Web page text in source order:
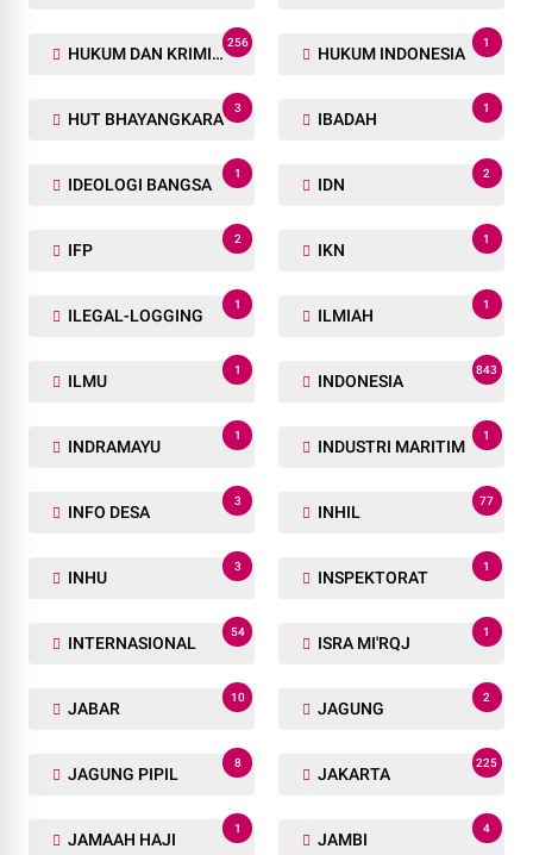
HUKUM DAN KRIMINAL
256
HUKUM INDONESIA
1
HUT BHAYANGKARA
3
IBADAH
1
IDEOLOGI BANGSA
1
IDN
2
IFP
2
IKN
1
ILEGAL-LOGGING
1
ILMIAH
1
ILMU
1
INDONESIA
843
INDRAMAYU
1
INDUSTRI MARITIM
1
INFO DESA
3
INHIL
77
INHU
3
INSPEKTORAT
1
INTERNASIONAL
54
ISRA MI'RQJ
1
JABAR
10
JAGUNG
2
JAGUNG PIPIL
8
JAKARTA
225
JAMAAH HAJI
1
JAMBI
4